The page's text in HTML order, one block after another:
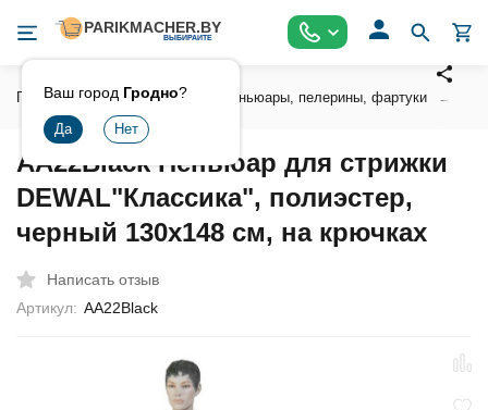
Ваш город Гродно?
Главная Аксессуары Пеньюары, пелерины, фартуки
AA22Black Пеньюар для стрижки
DEWAL"Классика", полиэстер,
черный 130x148 см, на крючках
Написать отзыв
Артикул: AA22Black